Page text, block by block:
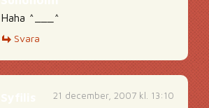
Haha ^___^
Svara
21 december, 2007 kl. 13:10